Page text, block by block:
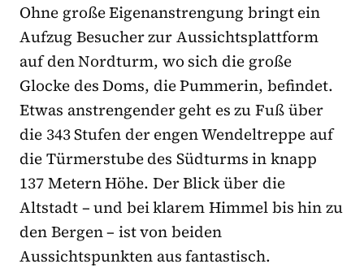
Ohne große Eigenanstrengung bringt ein
Aufzug Besucher zur Aussichtsplattform
auf den Nordturm, wo sich die große
Glocke des Doms, die Pummerin, befindet.
Etwas anstrengender geht es zu Fuß über
die 343 Stufen der engen Wendeltreppe auf
die Türmerstube des Südturms in knapp
137 Metern Höhe. Der Blick über die
Altstadt – und bei klarem Himmel bis hin zu
den Bergen – ist von beiden
Aussichtspunkten aus fantastisch.